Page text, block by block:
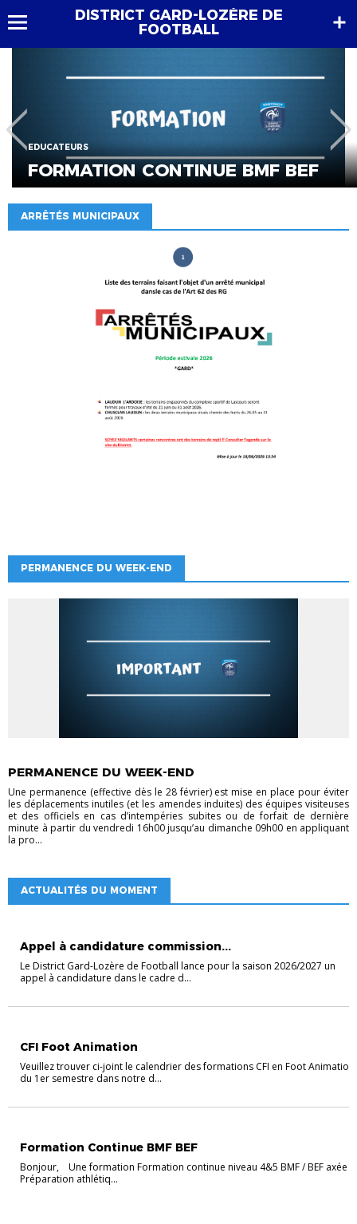
DISTRICT GARD-LOZÈRE DE
FOOTBALL
EDUCATEURS
FORMATION CONTINUE BMF BEF
ARRÊTÉS MUNICIPAUX
PERMANENCE DU WEEK-END
PERMANENCE DU WEEK-END
Une permanence (effective dès le 28 février) est mise en place pour éviter
les déplacements inutiles (et les amendes induites) des équipes visiteuses
et des officiels en cas d’intempéries subites ou de forfait de dernière
minute à partir du vendredi 16h00 jusqu’au dimanche 09h00 en appliquant
la pro...
ACTUALITÉS DU MOMENT
Appel à candidature commission...
Le District Gard-Lozère de Football lance pour la saison 2026/2027 un
appel à candidature dans le cadre d...
CFI Foot Animation
Veuillez trouver ci-joint le calendrier des formations CFI en Foot Animation
du 1er semestre dans notre d...
Formation Continue BMF BEF
Bonjour, Une formation Formation continue niveau 4&5 BMF / BEF axée
Préparation athlétiq...